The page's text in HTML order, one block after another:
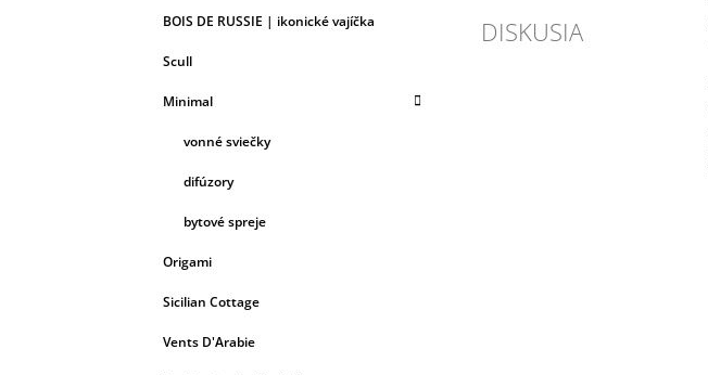
BOIS DE RUSSIE | ikonické vajíčka
Scull
Minimal
vonné sviečky
difúzory
bytové spreje
Origami
Sicilian Cottage
Vents D'Arabie
DISKUSIA